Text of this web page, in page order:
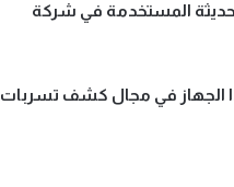
المستخدمة في شركة
الجهاز في مجال كشف تسربات